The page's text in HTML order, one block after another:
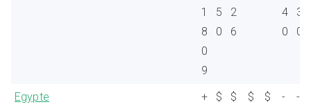
1
8
0
9
5
0
2
6
4
0
3
0
Egypte
+
$
$
$
$
- -